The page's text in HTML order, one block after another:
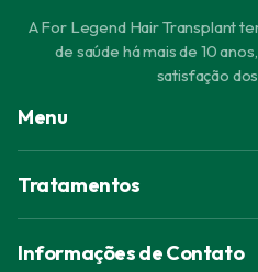
A For Legend Hair Transplant
de saúde há mais de 10
satisfação
Menu
Tratamentos
Informações de Contato